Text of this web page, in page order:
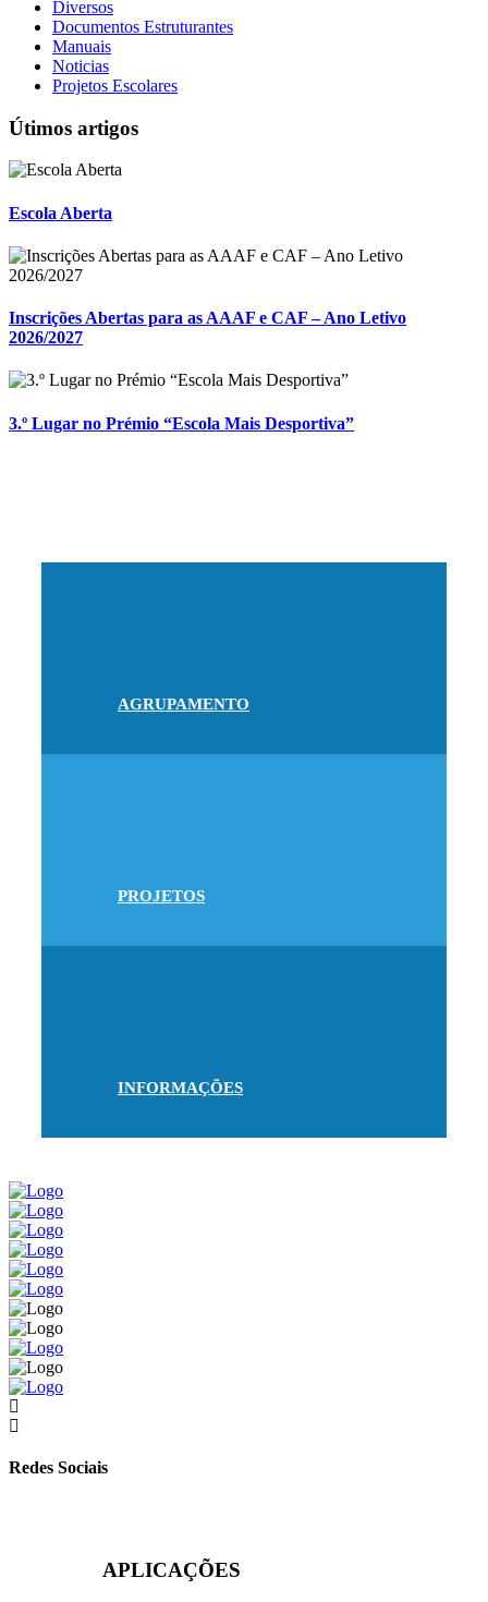
Diversos
Documentos Estruturantes
Manuais
Noticias
Projetos Escolares
Útimos artigos
Escola Aberta
Inscrições Abertas para as AAAF e CAF – Ano Letivo
2026/2027
3.º Lugar no Prémio “Escola Mais Desportiva”
AGRUPAMENTO
PROJETOS
INFORMAÇÕES
Redes Sociais
APLICAÇÕES